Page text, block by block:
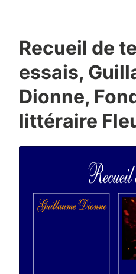
Recueil de
essais,
Dionne,
littéraire